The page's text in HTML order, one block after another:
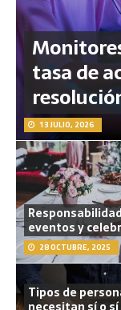
tasa de
13 JULIO, 2026
eventos y
28 OCTUBRE, 2025
Tipos de